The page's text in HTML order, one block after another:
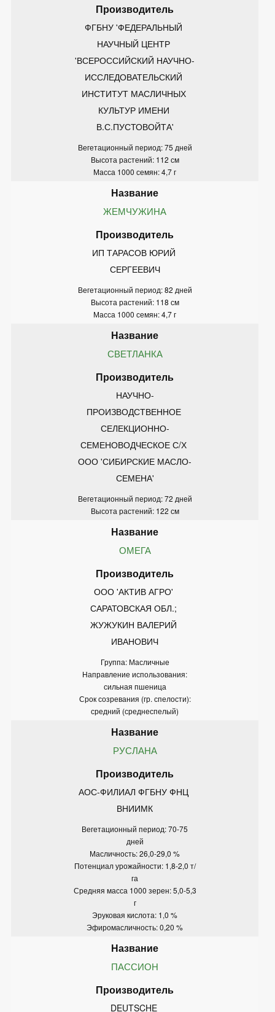
ФГБНУ 'ФЕДЕРАЛЬНЫЙ
НАУЧНЫЙ ЦЕНТР
'ВСЕРОССИЙСКИЙ НАУЧНО-
ИССЛЕДОВАТЕЛЬСКИЙ
ИНСТИТУТ МАСЛИЧНЫХ
КУЛЬТУР ИМЕНИ
В.С.ПУСТОВОЙТА'
Вегетационный период: 75 дней
Высота растений: 112 см
Масса 1000 семян: 4,7 г
ЖЕМЧУЖИНА
ИП ТАРАСОВ ЮРИЙ
СЕРГЕЕВИЧ
Вегетационный период: 82 дней
Высота растений: 118 см
Масса 1000 семян: 4,7 г
СВЕТЛАНКА
НАУЧНО-
ПРОИЗВОДСТВЕННОЕ
СЕЛЕКЦИОННО-
СЕМЕНОВОДЧЕСКОЕ С/Х
ООО 'СИБИРСКИЕ МАСЛО-
СЕМЕНА'
Вегетационный период: 72 дней
Высота растений: 122 см
ОМЕГА
ООО 'АКТИВ АГРО'
САРАТОВСКАЯ ОБЛ.;
ЖУЖУКИН ВАЛЕРИЙ
ИВАНОВИЧ
Группа: Масличные
Направление использования:
сильная пшеница
Срок созревания (гр. спелости):
средний (среднеспелый)
РУСЛАНА
АОС-ФИЛИАЛ ФГБНУ ФНЦ
ВНИИМК
Вегетационный период: 70-75
дней
Масличность: 26,0-29,0 %
Потенциал урожайности: 1,8-2,0 т/
га
Средняя масса 1000 зерен: 5,0-5,3
г
Эруковая кислота: 1,0 %
Эфиромасличность: 0,20 %
ПАССИОН
DEUTSCHE